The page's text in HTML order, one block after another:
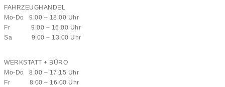
FAHRZEUGHANDEL
Mo-Do 9:00 – 18:00 Uhr
Fr 9:00 – 16:00 Uhr
Sa 9:00 – 13:00 Uhr
WERKSTATT + BÜRO
Mo-Do 8:00 – 17:15 Uhr
Fr 8:00 – 16:00 Uhr